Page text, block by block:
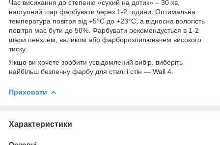
Час висихання до степеню «сухий на дотик» – 30 хв,
наступний шар фарбувати через 1-2 години. Оптимальна
температура повітря від +5°C до +23°C, а відносна вологість
повітря має бути до 50%. Фарбувати рекомендується в 1-2
шари пензлем, валиком або фарборозпилювачем високого
тиску.
Якщо ви хочете зробити усвідомлений вибір, виберіть
найбільш безпечну фарбу для стелі і стін — Wall 4.
Приховати
Характеристики